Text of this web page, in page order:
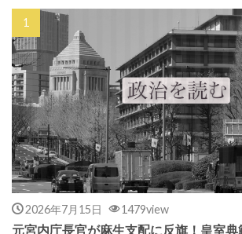
2026年7月15日 1479view
元宮内庁長官が麻生支配に反旗！皇室